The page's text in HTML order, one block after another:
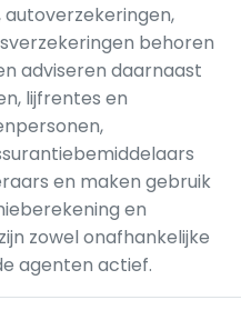
behoren
adviseren daarnaast
lijfrentes en
en maken gebruik
en
zowel onafhankelijke
agenten actief.